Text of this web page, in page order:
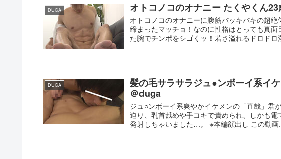
DUGA オトコノコのオナニー たくやくん
オトコノコのオナニーに腹筋バッキバキの超
締まったマッチョ！なのに性格はとっても真
た腕でチンポをシゴくッ！若さ溢れるドロドロ
DUGA
髪の毛サラサラジュ●ンボーイ系イ
＠duga
ジュ○ンボーイ系爽やかイケメンの「直哉」君
迫り、乳首舐めや手コキで責められ、しかも
発射しちゃいました…。 ※本編顔出し この動画